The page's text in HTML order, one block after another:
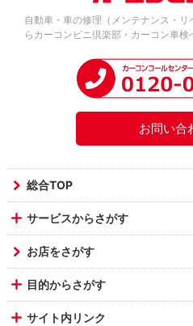
自動車・車の修理（メンテナンス・
らカーコンビニ倶楽部・カーコン車検
お問い合
総合TOP
サービスからさがす
お店をさがす
目的からさがす
サイト内リンク